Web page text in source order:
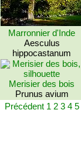
Marronnier d'Inde
Aesculus
hippocastanum
Merisier des bois
Prunus avium
Précédent 1 2 3 4 5